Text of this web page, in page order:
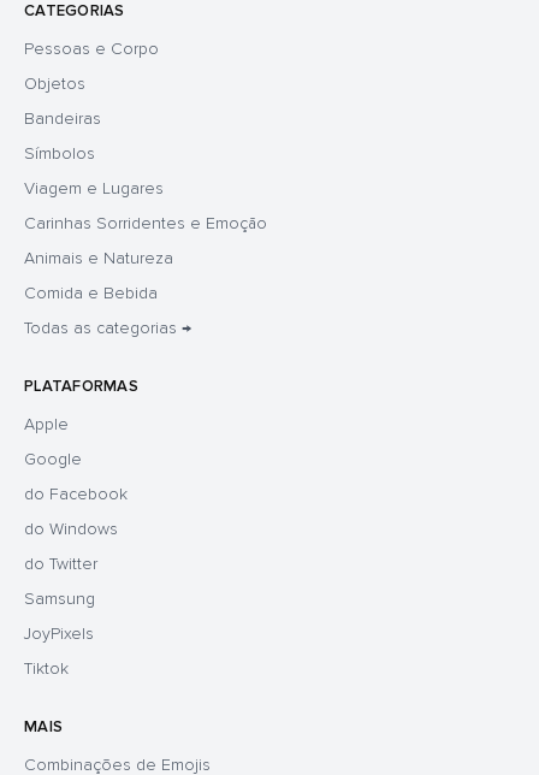
CATEGORIAS
Pessoas e Corpo
Objetos
Bandeiras
Símbolos
Viagem e Lugares
Carinhas Sorridentes e Emoção
Animais e Natureza
Comida e Bebida
Todas as categorias →
PLATAFORMAS
Apple
Google
do Facebook
do Windows
do Twitter
Samsung
JoyPixels
Tiktok
MAIS
Combinações de Emojis